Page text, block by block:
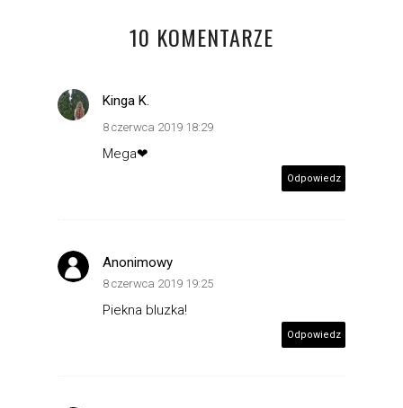
10 KOMENTARZE
Kinga K.
8 czerwca 2019 18:29
Mega❤
Odpowiedz
Anonimowy
8 czerwca 2019 19:25
Piekna bluzka!
Odpowiedz